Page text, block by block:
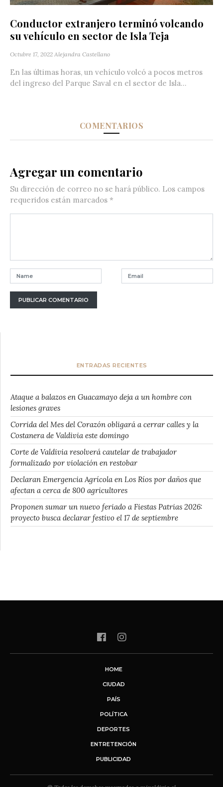
Conductor extranjero terminó volcando
su vehículo en sector de Isla Teja
Octubre 17, 2022 Alejandra Castellano
En las últimas horas, un vehículo volcó a pocos metros
del ingreso del Parque Saval en el sector de Isla...
COMENTARIOS
Agregar un comentario
Su dirección de correo no se hará público. Los campos
requeridos están marcados *
ENTRADAS RECIENTES
Ataque a balazos en Guacamayo deja a un hombre con
lesiones graves
Corrida del Mes del Corazón obligará a cerrar calles y la
Costanera de Valdivia este domingo
Corte de Valdivia resolverá cautelar de trabajador
formalizado por violación en restobar
Declaran Emergencia Agrícola en Los Ríos por daños que
afectan a cerca de 800 agricultores
Proponen sumar un nuevo feriado a Fiestas Patrias 2026:
proyecto busca declarar festivo el 17 de septiembre
HOME
CIUDAD
PAÍS
POLÍTICA
DEPORTES
ENTRETENCIÓN
PUBLICIDAD